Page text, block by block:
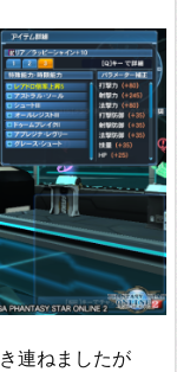
連ねましたが